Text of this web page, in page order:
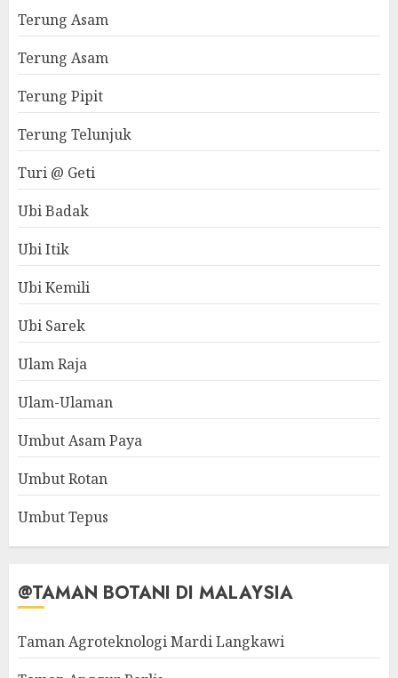
Terung Asam
Terung Asam
Terung Pipit
Terung Telunjuk
Turi @ Geti
Ubi Badak
Ubi Itik
Ubi Kemili
Ubi Sarek
Ulam Raja
Ulam-Ulaman
Umbut Asam Paya
Umbut Rotan
Umbut Tepus
@TAMAN BOTANI DI MALAYSIA
Taman Agroteknologi Mardi Langkawi